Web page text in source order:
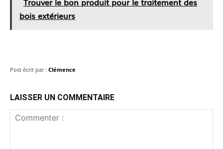
bois extérieurs
Post écrit par : Clémence
LAISSER UN COMMENTAIRE